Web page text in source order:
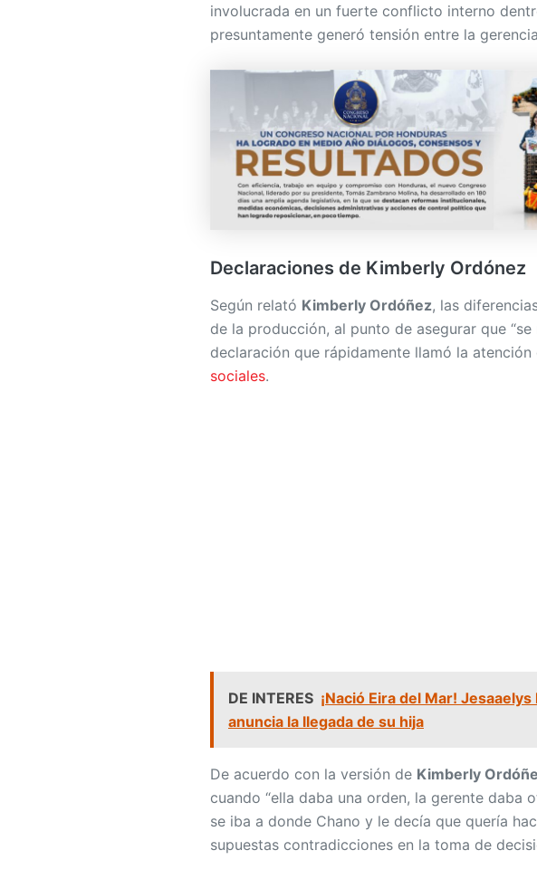
involucrada en un fuerte conflicto interno
presuntamente generó tensión entre la
Declaraciones de Kimberly Ordónez
Según relató Kimberly Ordóñez, las
de la producción, al punto de asegurar que “se
declaración que rápidamente llamó la
sociales.
DE INTERES ¡Nació Eira del Mar!
anuncia la llegada de su hija
De acuerdo con la versión de Kimberly
cuando “ella daba una orden, la gerente daba
se iba a donde Chano y le decía que quería
supuestas contradicciones en la toma de